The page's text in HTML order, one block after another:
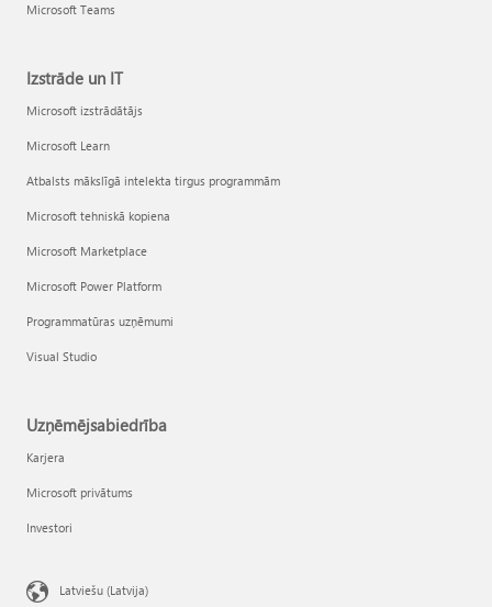
Microsoft Teams
Izstrāde un IT
Microsoft izstrādātājs
Microsoft Learn
Atbalsts mākslīgā intelekta tirgus programmām
Microsoft tehniskā kopiena
Microsoft Marketplace
Microsoft Power Platform
Programmatūras uzņēmumi
Visual Studio
Uzņēmējsabiedrība
Karjera
Microsoft privātums
Investori
Latviešu (Latvija)